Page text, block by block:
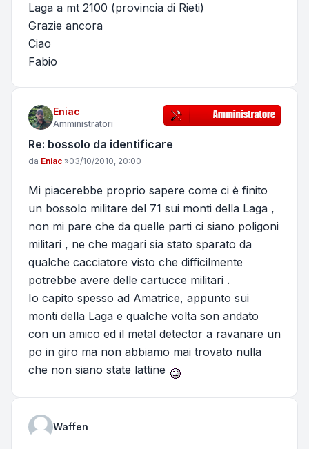
Laga a mt 2100 (provincia di Rieti)
Grazie ancora
Ciao
Fabio
Eniac
Amministratori
Re: bossolo da identificare
Messaggio
da Eniac »03/10/2010, 20:00
Mi piacerebbe proprio sapere come ci è finito
un bossolo militare del 71 sui monti della Laga ,
non mi pare che da quelle parti ci siano poligoni
militari , ne che magari sia stato sparato da
qualche cacciatore visto che difficilmente
potrebbe avere delle cartucce militari .
Io capito spesso ad Amatrice, appunto sui
monti della Laga e qualche volta son andato
con un amico ed il metal detector a ravanare un
po in giro ma non abbiamo mai trovato nulla
che non siano state lattine
Waffen